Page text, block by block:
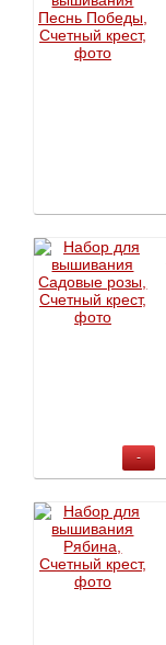
-